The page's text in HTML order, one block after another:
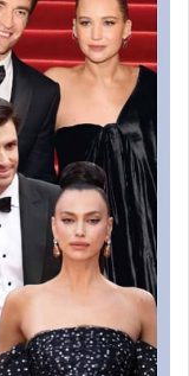
очередь,
настоящее. В
работа людей,
мир, в котором
то место, где вся
одним и
магия, с
своего